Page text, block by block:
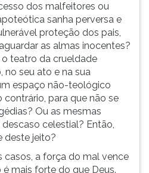
dos malfeitores ou
sanha perversa e
proteção dos pais,
as almas inocentes?
o teatro da crueldade
no seu ato e na sua
espaço não-teológico
contrário, para que não se
Ou as mesmas
celestial? Então,
deste jeito?
casos, a força do mal vence
mais forte do que Deus.